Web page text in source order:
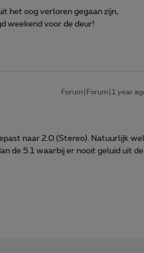
het oog verloren gegaan zijn,
weekend voor de deur!
Forum|Forum|1 year
naar 2.0 (Stereo). Natuurlijk wel
de 5.1 waarbij er nooit geluid uit de